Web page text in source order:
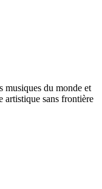
musiques du monde et
artistique sans frontière